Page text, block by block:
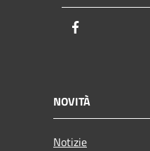
NOVITÀ
Notizie